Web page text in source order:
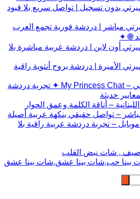
بدون تسجيل | تواصل سريع بلا قيود
مباشر | دردشة فورية تجمع العرب
🌐 ✦
أون لاين | دردشة عربية مباشرة بلا
الأميرة | دردشة بروح أنثوية راقية
✦ شات أميرتي – My Princess Chat ✦ تجربة دردشة
حديثة
– أناقة الكلمة وعمق الحوار
– تواصل حقيقي بنكهة عربية أصيلة
– تجربة دردشة عربية راقية بلا
, شات نبض القلب
بينا حب,شات بينا عشق,شات بينا عشق